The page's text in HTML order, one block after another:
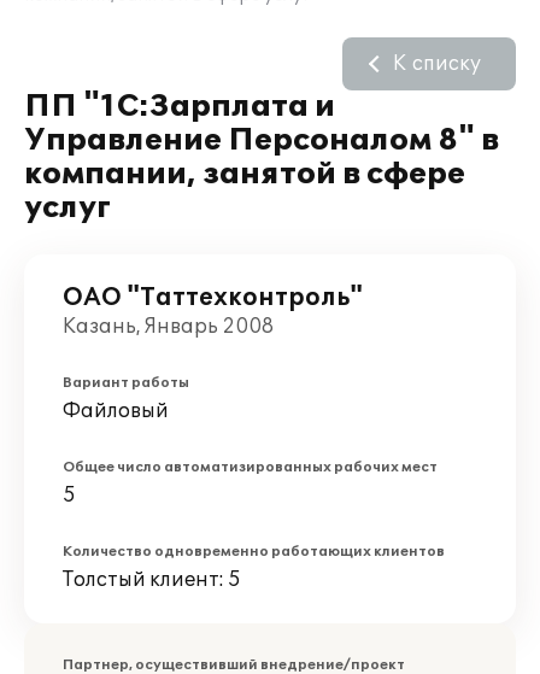
ПП "1С:Зарплата и
Управление Персоналом 8" в
компании, занятой в сфере
услуг
К списку
ОАО "Таттехконтроль"
Казань, Январь 2008
Вариант работы
Файловый
Общее число автоматизированных рабочих мест
5
Количество одновременно работающих клиентов
Толстый клиент: 5
Партнер, осуществивший внедрение/проект